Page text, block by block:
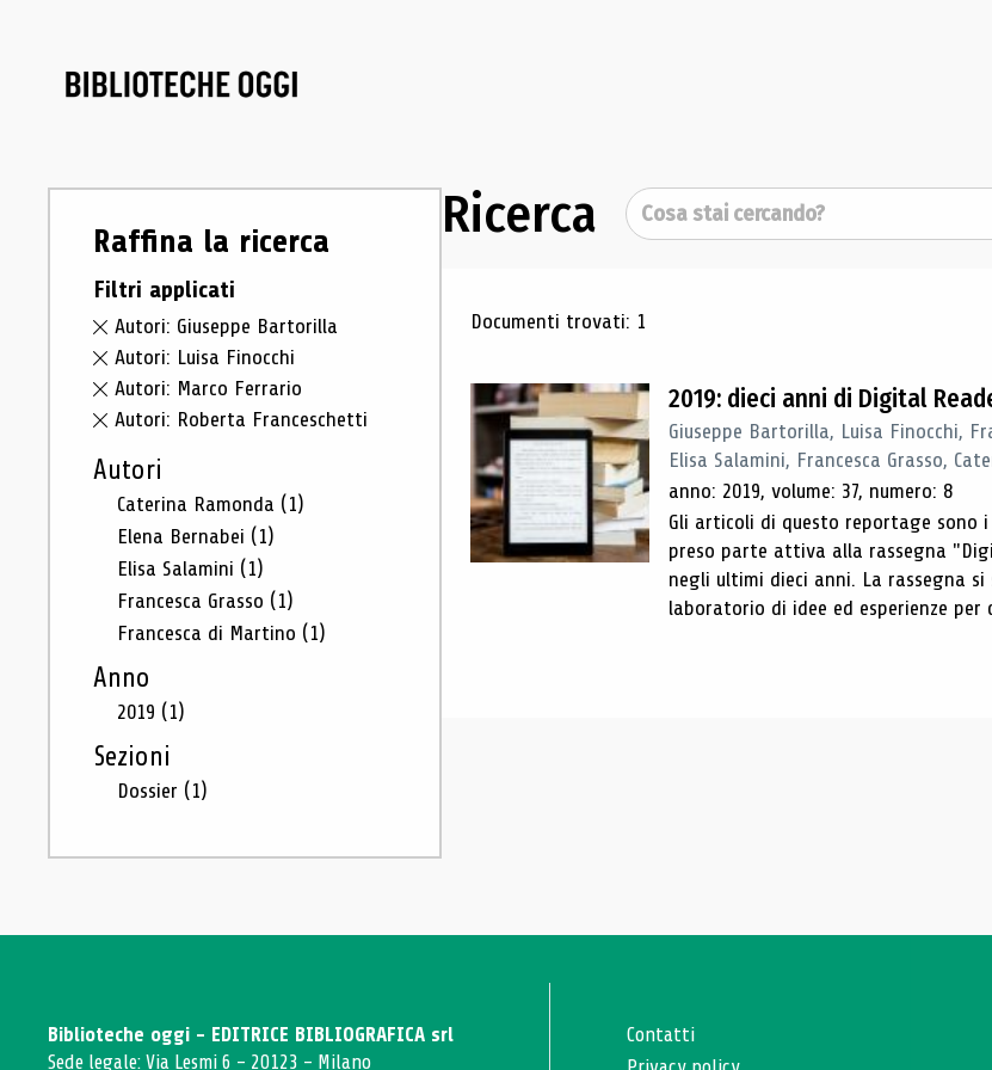
Raffina la ricerca
Filtri applicati
Autori: Giuseppe Bartorilla
Autori: Luisa Finocchi
Autori: Marco Ferrario
Autori: Roberta Franceschetti
Autori
Caterina Ramonda (1)
Elena Bernabei (1)
Elisa Salamini (1)
Francesca Grasso (1)
Francesca di Martino (1)
Anno
2019 (1)
Sezioni
Dossier (1)
Ricerca Cerca
Risultati di ricerca
Documenti trovati: 1
2019: dieci anni di Digital
Giuseppe Bartorilla, Luisa Finocchi,
Elisa Salamini, Francesca Grasso,
anno: 2019, volume: 37, numero: 8
Gli articoli di questo reportage
preso parte attiva alla rassegna
negli ultimi dieci anni. La rassegna
laboratorio di idee ed esperienze per
Biblioteche oggi - EDITRICE BIBLIOGRAFICA srl
Sede legale: Via Lesmi 6 - 20123 - Milano
Contatti